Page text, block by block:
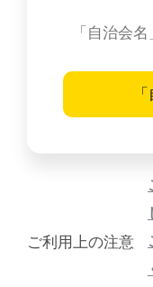
「自治会
ご利用上の注意